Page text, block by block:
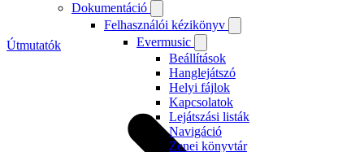
Dokumentáció
Felhasználói kézikönyv
Evermusic
Beállítások
Hanglejátszó
Helyi fájlok
Kapcsolatok
Lejátszási listák
Navigáció
Zenei könyvtár
Útmutatók